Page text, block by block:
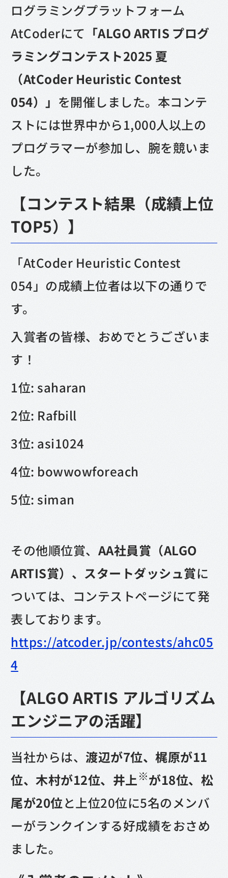
ログラミングプラットフォーム
AtCoderにて 「ALGO ARTIS プログ
ラミングコンテスト2025 夏
（AtCoder Heuristic Contest
054）」 を開催しました。本コンテ
ストには世界中から1,000人以上の
プログラマーが参加し、腕を競いま
した。
【コンテスト結果（成績上位
TOP5）】
「AtCoder Heuristic Contest
054」の成績上位者は以下の通りで
す。
入賞者の皆様、おめでとうございま
す！
1位: saharan
2位: Rafbill
3位: asi1024
4位: bowwowforeach
5位: siman
その他順位賞、 AA社員賞（ALGO
ARTIS賞）、スタートダッシュ賞に
ついては、コンテストページにて発
表しております。
https://atcoder.jp/contests/ahc05
4
【ALGO ARTIS アルゴリズム
エンジニアの活躍】
当社からは、 渡辺が7位、梶原が11
位、木村が12位、井上※が18位、松
尾が20位と上位20位に5名のメンバ
ーがランクインする好成績をおさめ
ました。